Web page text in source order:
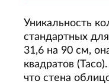
Уникальность
стандартных
31,6 на 90 см,
квадратов
что стена